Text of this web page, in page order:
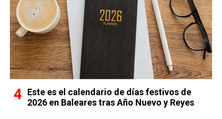
Este es el calendario de días festivos de
2026 en Baleares tras Año Nuevo y Reyes